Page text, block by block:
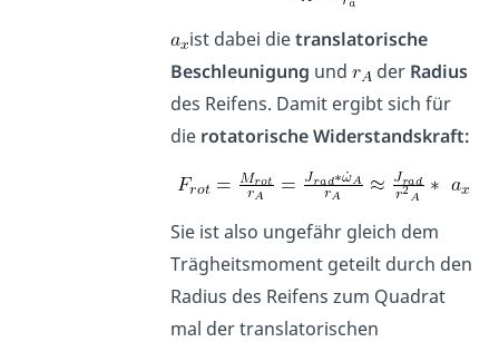
ist dabei dietranslatorische
Beschleunigung und der Radius
des Reifens. Damit ergibt sich für
die rotatorische Widerstandskraft:
Sie ist also ungefähr gleich dem
Trägheitsmoment geteilt durch den
Radius des Reifens zum Quadrat
mal der translatorischen